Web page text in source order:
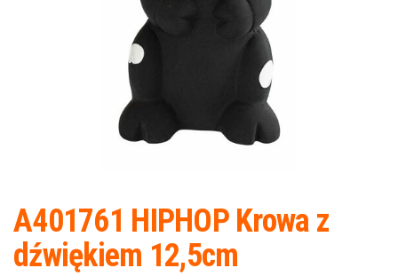
A401761 HIPHOP Krowa z
dźwiękiem 12,5cm